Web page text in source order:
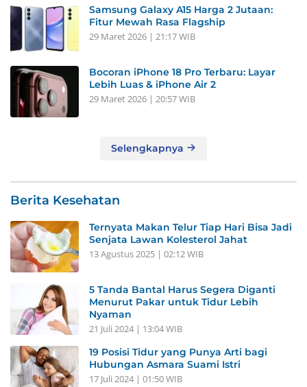
Samsung Galaxy A15 Harga 2 Jutaan:
Fitur Mewah Rasa Flagship
29 Maret 2026 | 21:17 WIB
Bocoran iPhone 18 Pro Terbaru: Layar
Lebih Luas & iPhone Air 2
29 Maret 2026 | 20:57 WIB
Selengkapnya
Berita Kesehatan
Ternyata Makan Telur Tiap Hari Bisa Jadi
Senjata Lawan Kolesterol Jahat
13 Agustus 2025 | 02:12 WIB
5 Tanda Bantal Harus Segera Diganti
Menurut Pakar untuk Tidur Lebih
Nyaman
21 Juli 2024 | 13:04 WIB
19 Posisi Tidur yang Punya Arti bagi
Hubungan Asmara Suami Istri
17 Juli 2024 | 01:50 WIB